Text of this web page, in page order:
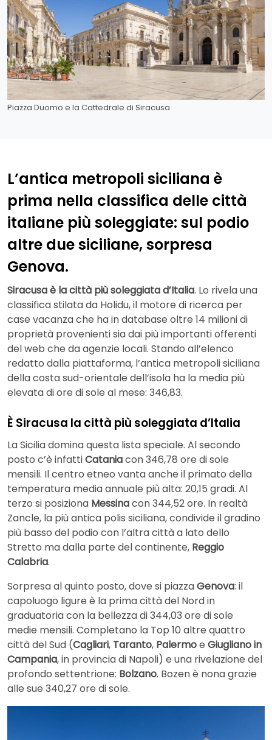
Piazza Duomo e la Cattedrale di Siracusa
L’antica metropoli siciliana è
prima nella classifica delle città
italiane più soleggiate: sul podio
altre due siciliane, sorpresa
Genova.
Siracusa è la città più soleggiata d’Italia. Lo rivela una
classifica stilata da Holidu, il motore di ricerca per
case vacanza che ha in database oltre 14 milioni di
proprietà provenienti sia dai più importanti offerenti
del web che da agenzie locali. Stando all’elenco
redatto dalla piattaforma, l’antica metropoli siciliana
della costa sud-orientale dell’isola ha la media più
elevata di ore di sole al mese: 346,83.
È Siracusa la città più soleggiata d’Italia
La Sicilia domina questa lista speciale. Al secondo
posto c’è infattiCataniacon 346,78 ore di sole
mensili. Il centro etneo vanta anche il primato della
temperatura media annuale più alta: 20,15 gradi. Al
terzo si posiziona Messinacon 344,52 ore. In realtà
Zancle, la più antica polis siciliana, condivide il gradino
più basso del podio con l’altra città a lato dello
Stretto ma dalla parte del continente, Reggio
Calabria.
Sorpresa al quinto posto, dove si piazzaGenova: il
capoluogo ligure è la prima città del Nord in
graduatoria con la bellezza di 344,03 ore di sole
medie mensili. Completano la Top 10 altre quattro
città del Sud (Cagliari, Taranto, Palermoe Giugliano in
Campania, in provincia di Napoli) e una rivelazione del
profondo settentrione: Bolzano. Bozen è nona grazie
alle sue 340,27 ore di sole.